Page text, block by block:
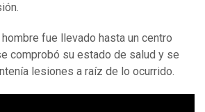
fue llevado hasta un centro
comprobó su estado de salud y se
lesiones a raíz de lo ocurrido.